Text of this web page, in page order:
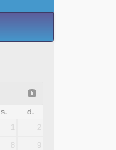
s.
d.
1
2
8 9